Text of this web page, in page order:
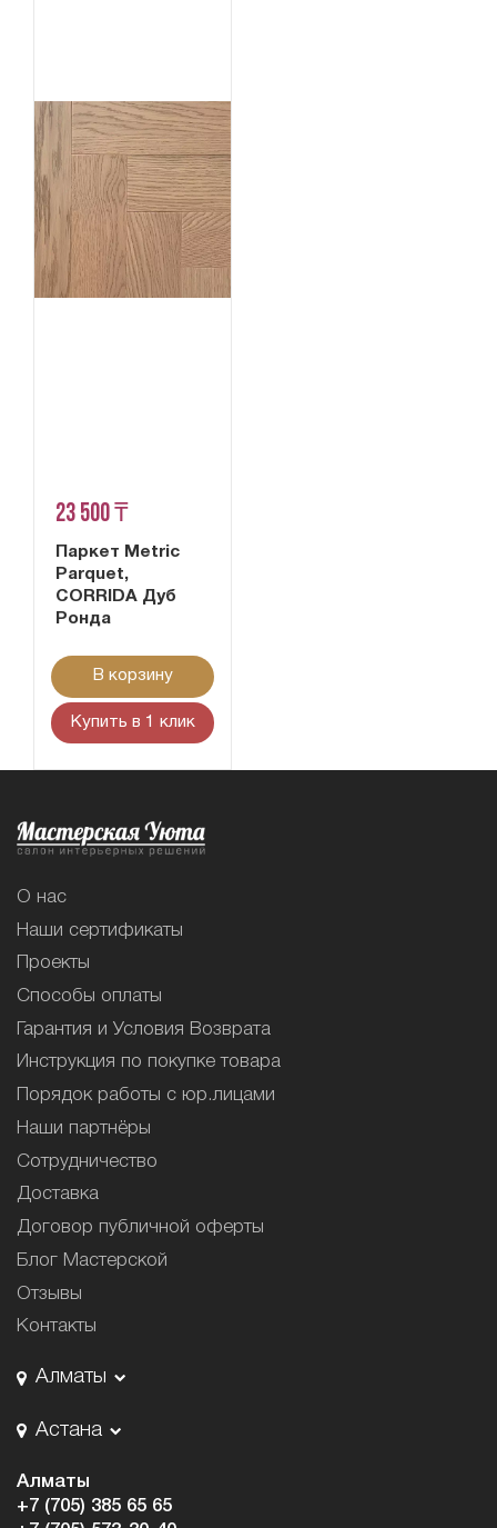
23 500 ₸
Паркет Metric
Parquet,
CORRIDA Дуб
Ронда
В корзину
Купить в 1 клик
О нас
Наши сертификаты
Проекты
Способы оплаты
Гарантия и Условия Возврата
Инструкция по покупке товара
Порядок работы с юр.лицами
Наши партнёры
Сотрудничество
Доставка
Договор публичной оферты
Блог Мастерской
Отзывы
Контакты
Алматы
Астана
Алматы
+7 (705) 385 65 65